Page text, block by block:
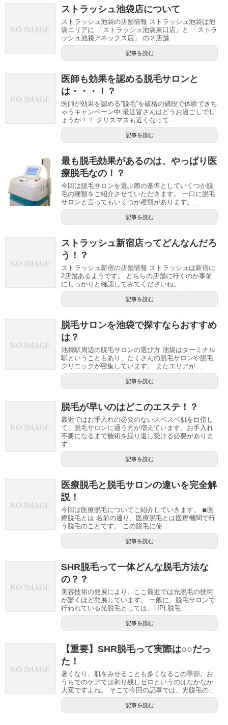
ストラッシュ池袋店について
ストラッシュ池袋の店舗情報 ストラッシュ池袋は池
袋エリアに 「ストラッシュ池袋東口店」と 「ストラ
ッシュ池袋アネックス店」 の２店舗...
記事を読む
医師も効果を認める脱毛サロンと
は・・・！？
医師が効果を認める”脱毛”を破格の値段で体験できち
ゃうキャンペーン中 最近皆さんはどうお過ごしでし
ょうか！？ クリスマスも近くなって...
記事を読む
最も脱毛効果があるのは、やっぱり医
療脱毛なの！？
今回は脱毛サロンを選ぶ際の基準としていくつか脱
毛の種類をご紹介させていただきます。 一口に脱毛
サロンと言ってもいくつか種類があります。...
記事を読む
ストラッシュ新宿店ってどんなんだろ
う！？
ストラッシュ新宿の店舗情報 ストラッシュは新宿に
2店舗あるようです。 どちらの店舗に行くのか事前
にしっかりと確認してみてくださいね。 ...
記事を読む
脱毛サロンを池袋で探すならおすすめ
は？
池袋駅周辺の脱毛サロンの選び方 池袋はターミナル
駅ということもあり、たくさんの脱毛サロンや脱毛
クリニックが密集しています。 またエリアが...
記事を読む
脱毛が早いのはどこのエステ！？
最近ではお手入れの必要のないスベスベ肌を目指し
て、脱毛サロンに通う方が増えています。お手入れ
不要になるまで施術を繰り返し受ける必要がありま
す...
記事を読む
医療脱毛と脱毛サロンの違いを完全解
説！
今回は医療脱毛についてご紹介していきます。 ◾︎医
療脱毛とは 名前の通り、医療脱毛とは医療機関で行
う脱毛のことです。 この脱毛に使...
記事を読む
SHR脱毛って一体どんな脱毛方法な
の？？
美容技術の発展により、ここ最近では光脱毛の技術
が驚くほど発展しています。 一般に、脱毛サロンで
行われている光脱毛としては、｢IPL脱毛...
記事を読む
【重要】SHR脱毛って実際は○○だっ
た！
暑くなり、肌をみせることも多くなるこの季節。お
うちでのケアでは剃り残しゼロというのはなかなか
大変ですよね。 そこで今回の記事では、光脱毛の...
記事を読む